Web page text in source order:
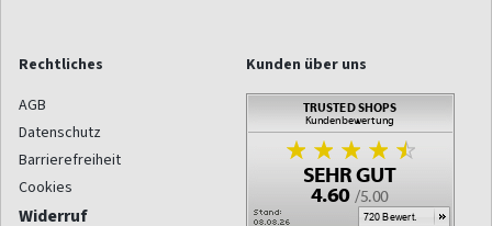
Rechtliches
AGB
Datenschutz
Barrierefreiheit
Cookies
Widerruf
Kunden über uns